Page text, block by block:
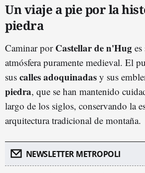
Un viaje a pie por la
piedra
Caminar por Castellar de n'Hug
atmósfera puramente medieval. El
sus calles adoquinadas y sus
piedra, que se han mantenido
largo de los siglos, conservando la
arquitectura tradicional de montaña.
NEWSLETTER METROPOLI